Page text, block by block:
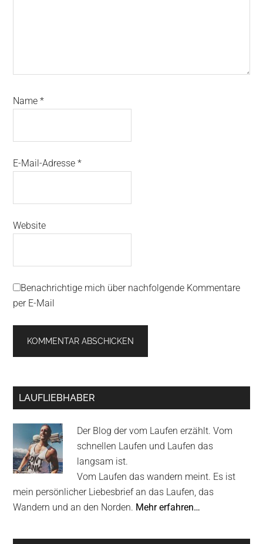
Name*
E-Mail-Adresse*
Website
Benachrichtige mich über nachfolgende Kommentare
per E-Mail
Primary
LAUFLIEBHABER
Der Blog der vom Laufen erzählt. Vom
schnellen Laufen und Laufen das
langsam ist.
Vom Laufen das wandern meint. Es ist
mein persönlicher Liebesbrief an das Laufen, das
Wandern und an den Norden. Mehr erfahren…